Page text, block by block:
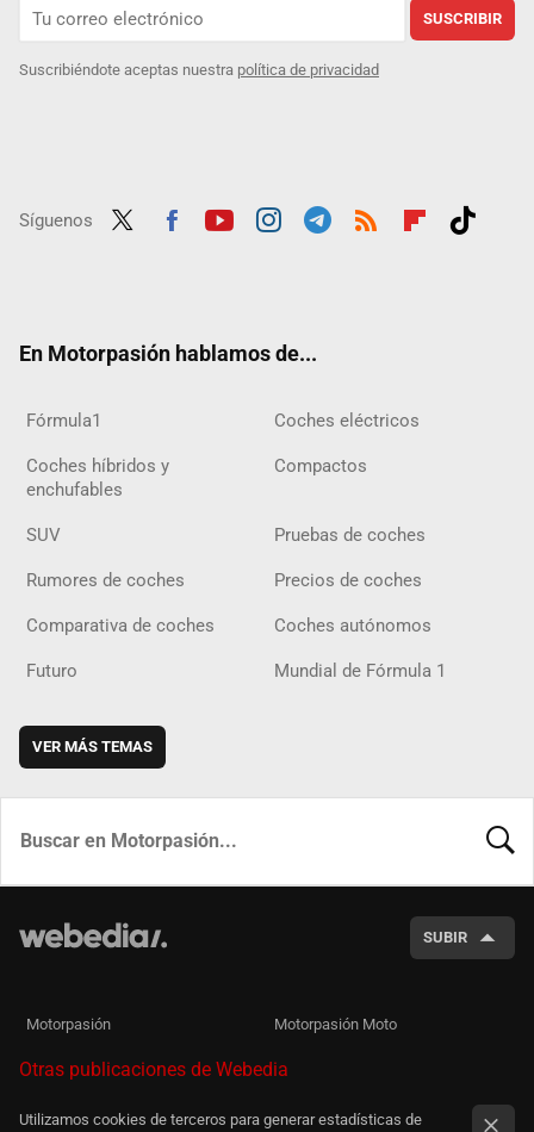
SUSCRIBIR
Suscribiéndote aceptas nuestra política de privacidad
Síguenos
En Motorpasión hablamos de...
Fórmula1 Coches eléctricos
Coches híbridos y
enchufables
Compactos
SUV Pruebas de coches
Rumores de coches Precios de coches
Comparativa de coches Coches autónomos
Futuro Mundial de Fórmula 1
VER MÁS TEMAS
SUBIR
Motorpasión Motorpasión Moto
Otras publicaciones de Webedia
Utilizamos cookies de terceros para generar estadísticas de